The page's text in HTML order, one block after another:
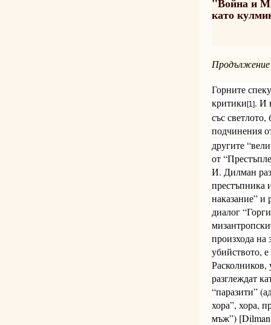
като
Горните
критики[1]. И
със
подчинения
другите
от
И. Дилман
престъпника
наказание”
диалог
произхода на
убийството,
Расколников,
разглеждат
“паразити”
хора”, хора,
мъж”)